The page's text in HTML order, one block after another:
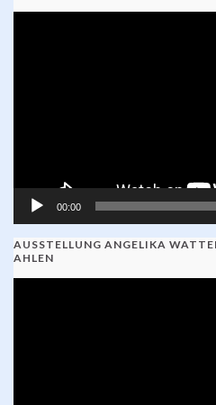
00:00
AUSSTELLUNG ANGELIKA
AHLEN